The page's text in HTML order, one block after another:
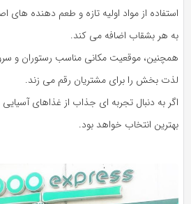
استفاده از مواد اولیه تازه و طعم‌ دهنده‌
به هر بشقاب اضافه می‌ کند.
همچنین، موقعیت مکانی مناسب رستوران و
لذت‌ بخش را برای مشتریان رقم می‌ زند.
اگر به دنبال تجربه‌ ای جذاب از غذاهای
بهترین انتخاب خواهد بود.